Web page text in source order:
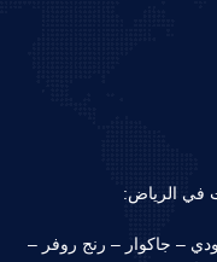
في الرياض:
– جاكوار – رنج روفر –